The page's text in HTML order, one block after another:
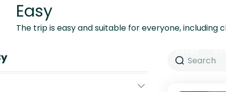
Easy
The trip is easy and suitable for everyone,